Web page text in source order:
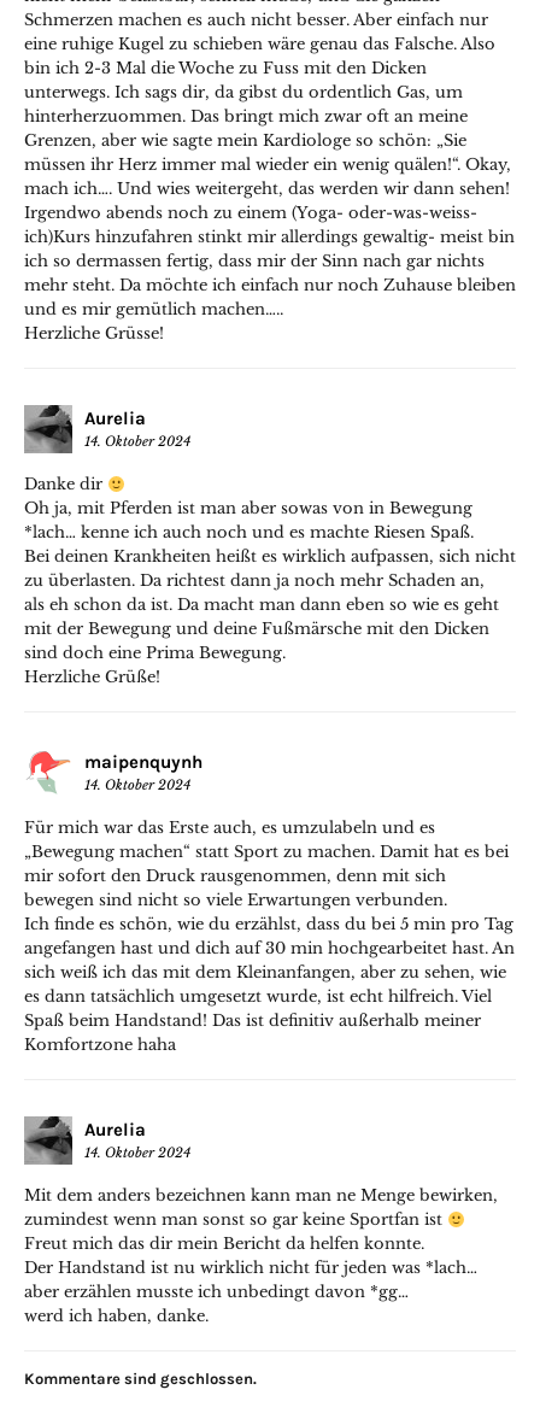
Schmerzen machen es auch nicht besser. Aber einfach nur
eine ruhige Kugel zu schieben wäre genau das Falsche. Also
bin ich 2-3 Mal die Woche zu Fuss mit den Dicken
unterwegs. Ich sags dir, da gibst du ordentlich Gas, um
hinterherzuommen. Das bringt mich zwar oft an meine
Grenzen, aber wie sagte mein Kardiologe so schön: „Sie
müssen ihr Herz immer mal wieder ein wenig quälen!“. Okay,
mach ich…. Und wies weitergeht, das werden wir dann sehen!
Irgendwo abends noch zu einem (Yoga- oder-was-weiss-
ich)Kurs hinzufahren stinkt mir allerdings gewaltig- meist bin
ich so dermassen fertig, dass mir der Sinn nach gar nichts
mehr steht. Da möchte ich einfach nur noch Zuhause bleiben
und es mir gemütlich machen…..
Herzliche Grüsse!
Aurelia
14. Oktober 2024
Danke dir
Oh ja, mit Pferden ist man aber sowas von in Bewegung
*lach… kenne ich auch noch und es machte Riesen Spaß.
Bei deinen Krankheiten heißt es wirklich aufpassen, sich nicht
zu überlasten. Da richtest dann ja noch mehr Schaden an,
als eh schon da ist. Da macht man dann eben so wie es geht
mit der Bewegung und deine Fußmärsche mit den Dicken
sind doch eine Prima Bewegung.
Herzliche Grüße!
maipenquynh
14. Oktober 2024
Für mich war das Erste auch, es umzulabeln und es
„Bewegung machen“ statt Sport zu machen. Damit hat es bei
mir sofort den Druck rausgenommen, denn mit sich
bewegen sind nicht so viele Erwartungen verbunden.
Ich finde es schön, wie du erzählst, dass du bei 5 min pro Tag
angefangen hast und dich auf 30 min hochgearbeitet hast. An
sich weiß ich das mit dem Kleinanfangen, aber zu sehen, wie
es dann tatsächlich umgesetzt wurde, ist echt hilfreich. Viel
Spaß beim Handstand! Das ist definitiv außerhalb meiner
Komfortzone haha
Aurelia
14. Oktober 2024
Mit dem anders bezeichnen kann man ne Menge bewirken,
zumindest wenn man sonst so gar keine Sportfan ist
Freut mich das dir mein Bericht da helfen konnte.
Der Handstand ist nu wirklich nicht für jeden was *lach…
aber erzählen musste ich unbedingt davon *gg…
werd ich haben, danke.
Kommentare sind geschlossen.